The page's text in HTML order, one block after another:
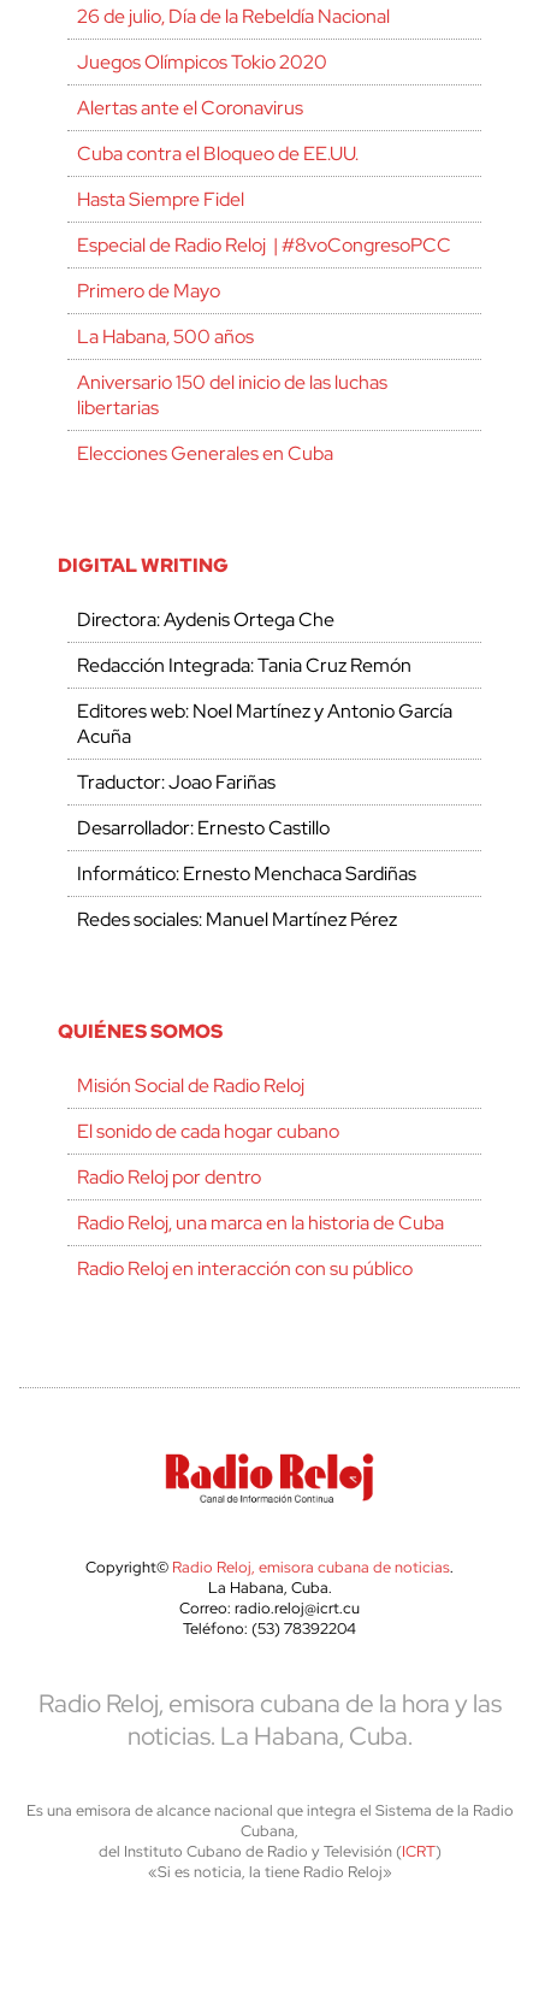
26 de julio, Día de la Rebeldía Nacional
Juegos Olímpicos Tokio 2020
Alertas ante el Coronavirus
Cuba contra el Bloqueo de EE.UU.
Hasta Siempre Fidel
Especial de Radio Reloj | #8voCongresoPCC
Primero de Mayo
La Habana, 500 años
Aniversario 150 del inicio de las luchas
libertarias
Elecciones Generales en Cuba
DIGITAL WRITING
Directora: Aydenis Ortega Che
Redacción Integrada: Tania Cruz Remón
Editores web: Noel Martínez y Antonio García
Acuña
Traductor: Joao Fariñas
Desarrollador: Ernesto Castillo
Informático: Ernesto Menchaca Sardiñas
Redes sociales: Manuel Martínez Pérez
QUIÉNES SOMOS
Misión Social de Radio Reloj
El sonido de cada hogar cubano
Radio Reloj por dentro
Radio Reloj, una marca en la historia de Cuba
Radio Reloj en interacción con su público
Copyright© Radio Reloj, emisora cubana de noticias.
La Habana, Cuba.
Correo: radio.reloj@icrt.cu
Teléfono: (53) 78392204
Radio Reloj, emisora cubana de la hora y las
noticias. La Habana, Cuba.
Es una emisora de alcance nacional que integra el Sistema de la Radio
Cubana,
del Instituto Cubano de Radio y Televisión (ICRT)
«Si es noticia, la tiene Radio Reloj»